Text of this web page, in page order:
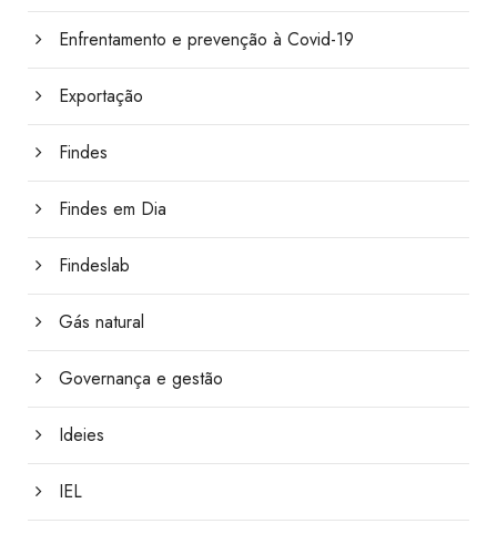
Enfrentamento e prevenção à Covid-19
Exportação
Findes
Findes em Dia
Findeslab
Gás natural
Governança e gestão
Ideies
IEL